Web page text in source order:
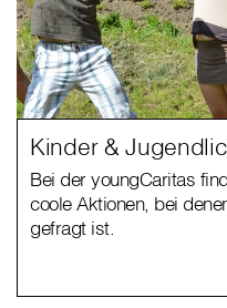
Kinder &
Bei der youngCaritas
coole Aktionen, bei
gefragt ist.